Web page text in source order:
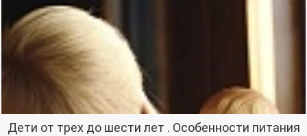
Дети от трех до шести лет . Особенности питания